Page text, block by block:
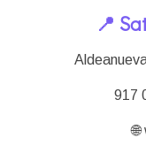
📍
917